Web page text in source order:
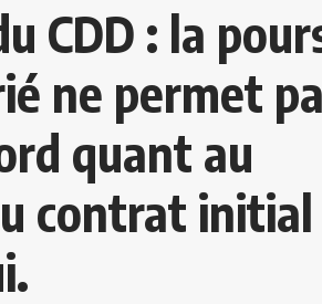
CDD : la
ne permet
quant au
contrat